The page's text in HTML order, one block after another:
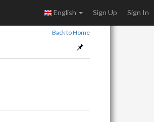
English Sign Up Sign In
Back to Home